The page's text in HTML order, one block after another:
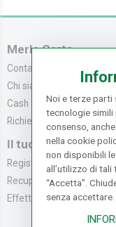
Merlo Carta
Contattaci
Chi siamo
Cash & Carry
Richiedi catalogo
Il tuo Account
Registrati
Recupera la Passwo...
Effettua un Reso
Noi e terze parti
tecnologie simili
consenso,
nella cookie
non disponibili
all’utilizzo di
“Accetta”.
senza accettare.